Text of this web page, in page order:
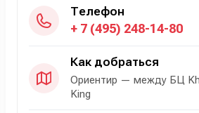
Телефон
+ 7 (495) 248-14-80
Как добраться
Ориентир — между БЦ
King